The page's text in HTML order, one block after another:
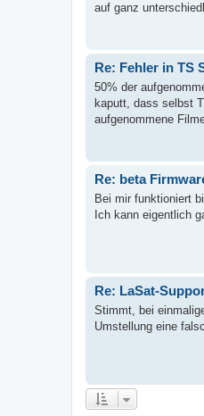
auf ganz
Re: Fehler in TS
50% der
kaputt, dass selbst
aufgenommene
Re: beta
Bei mir funktioniert
Ich kann eigentlich
Re: LaSat-
Stimmt, bei
Umstellung eine